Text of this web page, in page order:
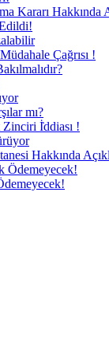
Kararı Hakkında
Çağrısı !
mı?
Zinciri İ̇ddiası !
Hakkında